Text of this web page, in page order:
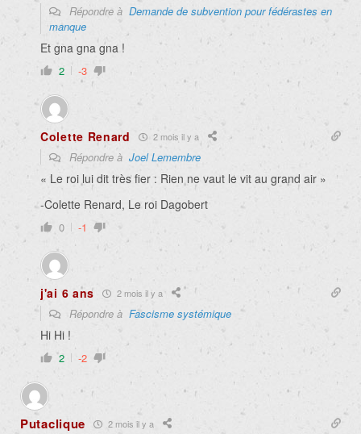
Répondre à Demande de subvention pour fédérastes en
manque
Et gna gna gna !
2 -3
Colette Renard 2 mois il y a
Répondre à Joel Lemembre
« Le roi lui dit très fier : Rien ne vaut le vit au grand air »
-Colette Renard, Le roi Dagobert
0 -1
j'ai 6 ans 2 mois il y a
Répondre à Fascisme systémique
Hi Hi !
2 -2
Putaclique 2 mois il y a